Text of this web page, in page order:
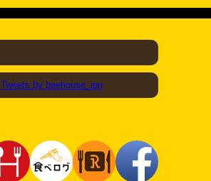
Tweets by beehouse_jpn